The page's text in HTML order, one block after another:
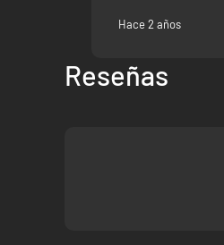
Hace 2 años
Reseñas